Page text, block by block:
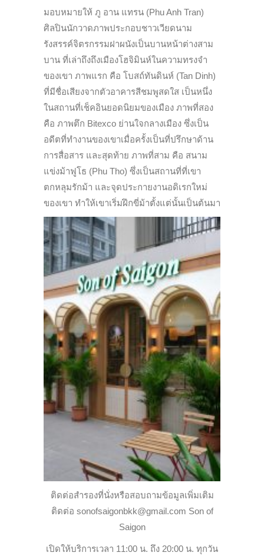
มอบหมายให้ ภู อาน แทรน (Phu Anh Tran)
ศิลปินนักวาดภาพประกอบชาวเวียดนาม
รังสรรค์จิตรกรรมฝาผนังเป็นบานหน้าต่างสาม
บาน ที่เล่าถึงถึงเมืองโฮจิมินห์ในความทรงจำ
ของเขา ภาพแรก คือ โบสถ์ทันดินห์ (Tan Dinh)
ที่มีชื่อเสียงจากตัวอาคารสีชมพูสดใส เป็นหนึ่ง
ในสถานที่เช็คอินยอดนิยมของเมือง ภาพที่สอง
คือ ภาพตึก Bitexco ย่านใจกลางเมือง ซึ่งเป็น
อดีตที่ทำงานของเขาเมื่อครั้งเป็นที่ปรึกษาด้าน
การสื่อสาร และสุดท้าย ภาพที่สาม คือ สนาม
แข่งม้าฟูโธ (Phu Tho) ซึ่งเป็นสถานที่ที่เขา
ตกหลุมรักม้า และจุดประกายงานอดิเรกใหม่
ของเขา ทำให้เขาเริ่มฝึกขี่ม้าตั้งแต่นั้นเป็นต้นมา
ติดต่อสำรองที่นั่งหรือสอบถามข้อมูลเพิ่มเติม
ติดต่อ sonofsaigonbkk@gmail.com Son of
Saigon
เปิดให้บริการเวลา 11:00 น. ถึง 20:00 น. ทุกวัน